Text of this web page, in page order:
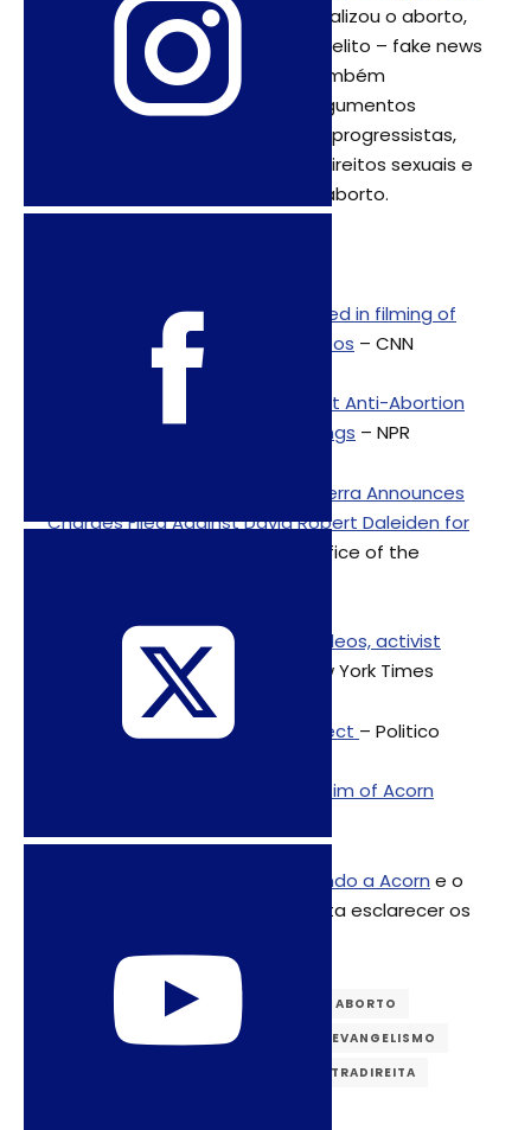
boliviano em 2017 – que despenalizou o aborto,
mas manteve a prática como delito – fake news
sobre a Planned Parenthood também
emergiram para subsidiar os argumentos
contrários à aprovação das leis progressistas,
especialmente contrários aos direitos sexuais e
reprodutivos, principalmente o aborto.
Anti-abortion activists charged in filming of
secret Planned Parenthood videos – CNN
Judge Drops Charges Against Anti-Abortion
Activists Behind Covert Recordings – NPR
Attorney General Xavier Becerra Announces
Charges Filed Against David Robert Daleiden for
– Office of the
[4] With Planned Parenthood videos, activist
ignites abortion issue
– The New York Times
[5] O’Keefe Can’t Get No Respect – Politico
[6] James O’Keefe pays out victim of Acorn
caso envolvendo a Acorn e o
documentário lançado que tenta esclarecer os
CONSERVADORISMOS
DIREITO AO ABORTO
DIREITOS REPRODUTIVOS
EVANGELISMO
ULTRADIREITA